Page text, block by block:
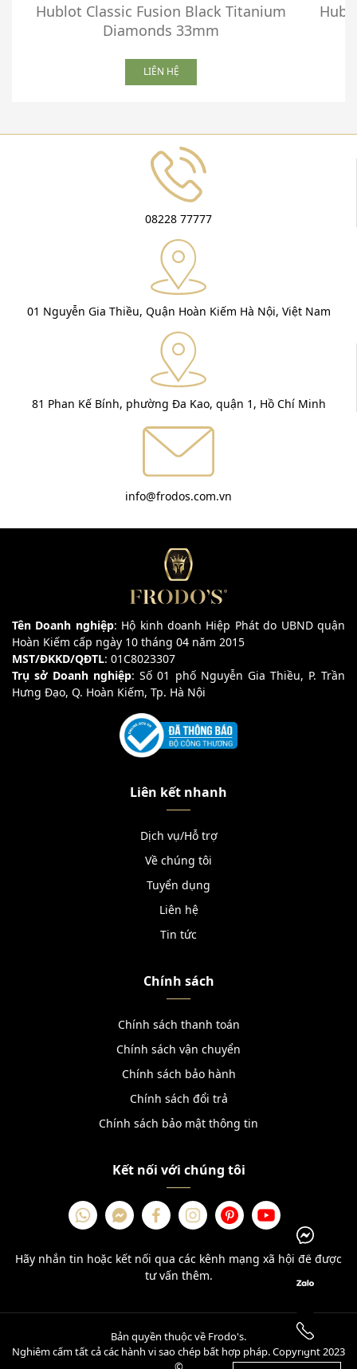
Hublot Classic Fusion Black Titanium
Diamonds 33mm
LIÊN HỆ
08228 77777
01 Nguyễn Gia Thiều, Quận Hoàn Kiếm Hà Nội, Việt Nam
81 Phan Kế Bính, phường Đa Kao, quận 1, Hồ Chí Minh
info@frodos.com.vn
Tên Doanh nghiệp: Hộ kinh doanh Hiệp Phát do UBND quận
Hoàn Kiếm cấp ngày 10 tháng 04 năm 2015
MST/ĐKKD/QĐTL: 01C8023307
Trụ sở Doanh nghiệp: Số 01 phố Nguyễn Gia Thiều, P. Trần
Hưng Đạo, Q. Hoàn Kiếm, Tp. Hà Nội
Liên kết nhanh
Dịch vụ/Hỗ trợ
Về chúng tôi
Tuyển dụng
Liên hệ
Tin tức
Chính sách
Chính sách thanh toán
Chính sách vận chuyển
Chính sách bảo hành
Chính sách đổi trả
Chính sách bảo mật thông tin
Kết nối với chúng tôi
Hãy nhắn tin hoặc kết nối qua các kênh mạng xã hội để được
tư vấn thêm.
Bản quyền thuộc về Frodo's.
Nghiêm cấm tất cả các hành vi sao chép bất hợp pháp. Copyright 2023